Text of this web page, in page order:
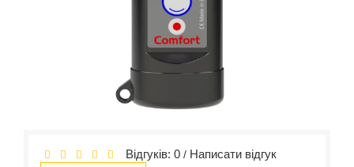
Відгуків: 0 / Написати відгук